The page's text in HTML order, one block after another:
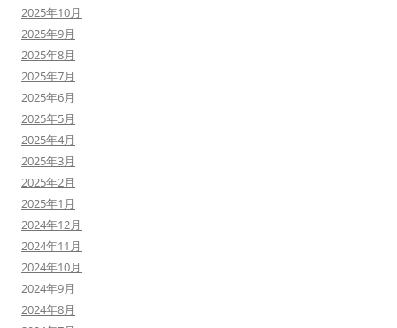
2025年10月
2025年9月
2025年8月
2025年7月
2025年6月
2025年5月
2025年4月
2025年3月
2025年2月
2025年1月
2024年12月
2024年11月
2024年10月
2024年9月
2024年8月